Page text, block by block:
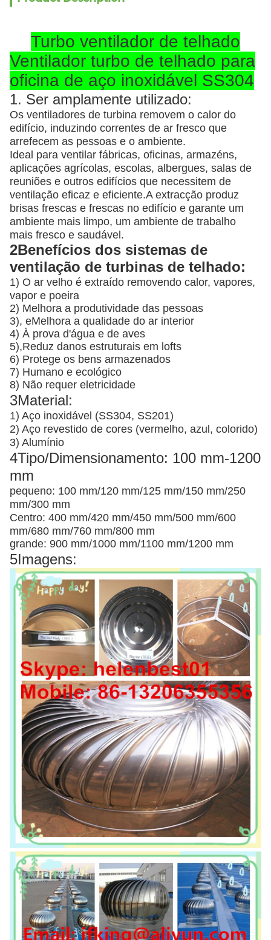
Turbo ventilador de telhado
Ventilador turbo de telhado para
oficina de aço inoxidável SS304
1. Ser amplamente utilizado:
Os ventiladores de turbina removem o calor do
edifício, induzindo correntes de ar fresco que
arrefecem as pessoas e o ambiente.
Ideal para ventilar fábricas, oficinas, armazéns,
aplicações agrícolas, escolas, albergues, salas de
reuniões e outros edifícios que necessitem de
ventilação eficaz e eficiente.A extracção produz
brisas frescas e frescas no edifício e garante um
ambiente mais limpo, um ambiente de trabalho
mais fresco e saudável.
2Benefícios dos sistemas de
ventilação de turbinas de telhado:
1) O ar velho é extraído removendo calor, vapores,
vapor e poeira
2) Melhora a produtividade das pessoas
3), eMelhora a qualidade do ar interior
4) À prova d'água e de aves
5),Reduz danos estruturais em lofts
6) Protege os bens armazenados
7) Humano e ecológico
8) Não requer eletricidade
3Material:
1) Aço inoxidável (SS304, SS201)
2) Aço revestido de cores (vermelho, azul, colorido)
3) Alumínio
4Tipo/Dimensionamento: 100 mm-1200
mm
pequeno: 100 mm/120 mm/125 mm/150 mm/250
mm/300 mm
Centro: 400 mm/420 mm/450 mm/500 mm/600
mm/680 mm/760 mm/800 mm
grande: 900 mm/1000 mm/1100 mm/1200 mm
5Imagens: